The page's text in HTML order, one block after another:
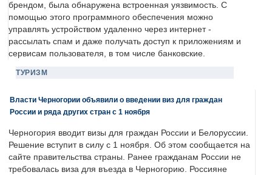
брендом, была обнаружена встроенная уязвимость. С
помощью этого программного обеспечения можно
управлять устройством удаленно через интернет -
рассылать спам и даже получать доступ к приложениям и
сервисам пользователя, в том числе банковские.
ТУРИЗМ
Власти Черногории объявили о введении виз для граждан
России и ряда других стран с 1 ноября
Черногория вводит визы для граждан России и Белоруссии.
Решение вступит в силу с 1 ноября. Об этом сообщается на
сайте правительства страны. Ранее гражданам России не
требовалась виза для въезда в Черногорию. Россияне